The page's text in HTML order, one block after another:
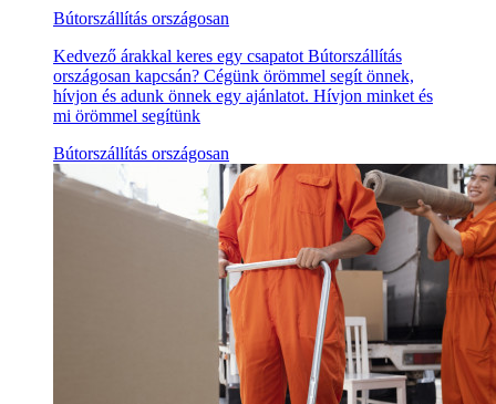
Bútorszállítás országosan
Kedvező árakkal keres egy csapatot Bútorszállítás
országosan kapcsán? Cégünk örömmel segít önnek,
hívjon és adunk önnek egy ajánlatot. Hívjon minket és
mi örömmel segítünk
Bútorszállítás országosan